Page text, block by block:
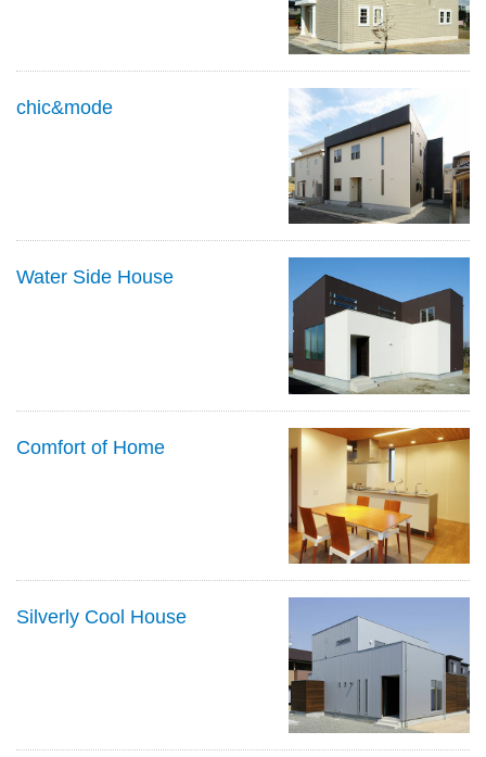
chic&mode
Water Side House
Comfort of Home
Silverly Cool House